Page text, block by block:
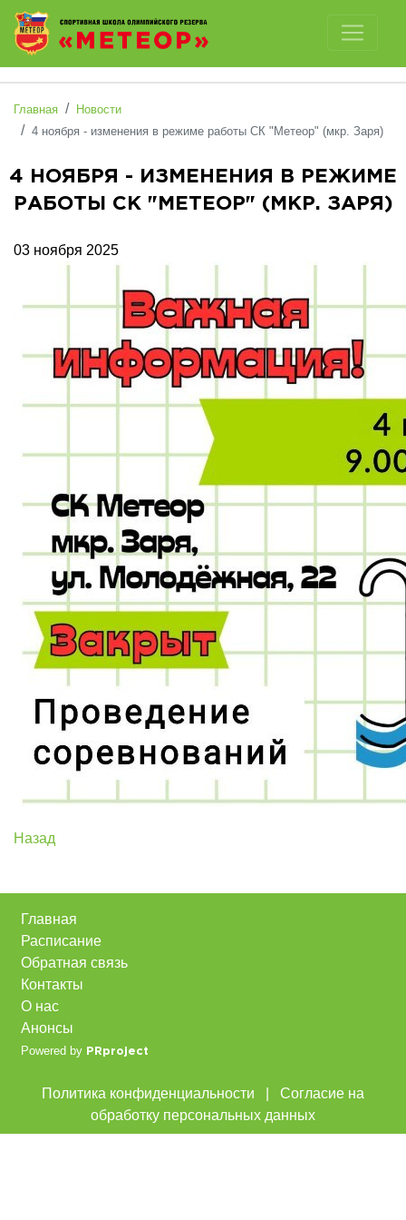
Отключить картинки
Главная
Новости
4 ноября - изменения в режиме работы СК "Метеор" (мкр. Заря)
4 НОЯБРЯ - ИЗМЕНЕНИЯ В РЕЖИМЕ
РАБОТЫ СК "МЕТЕОР" (МКР. ЗАРЯ)
03 ноября 2025
Назад
Главная
Расписание
Обратная связь
Контакты
О нас
Анонсы
Powered by PRproject
Политика конфиденциальности
Согласие на
обработку персональных данных